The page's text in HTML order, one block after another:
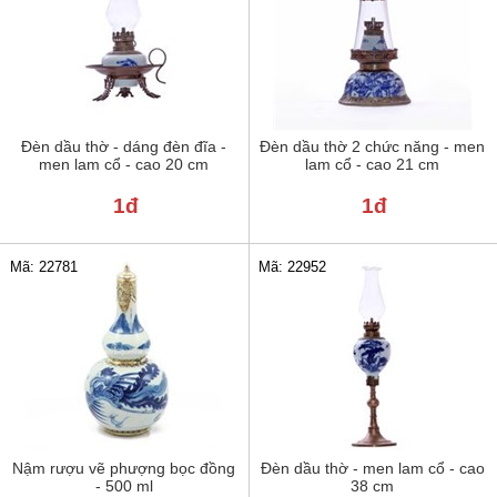
Đèn dầu thờ - dáng đèn đĩa -
men lam cổ - cao 20 cm
1đ
Đèn dầu thờ 2 chức năng - men
lam cổ - cao 21 cm
1đ
Nậm rượu vẽ phượng bọc đồng
- 500 ml
Mã: 22781
Đèn dầu thờ - men lam cổ - cao
38 cm
Mã: 22952